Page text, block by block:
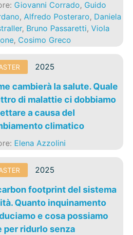
Giovanni Corrado, Guido
,Alfredo Posteraro, Daniela
, Bruno Passaretti,Viola
, Cosimo Greco
2025
cambierà la salute. Quale
di malattie ci dobbiamo
a causa del
climatico
Elena Azzolini
2025
footprint del sistema
Quanto inquinamento
e cosa possiamo
per ridurlo senza